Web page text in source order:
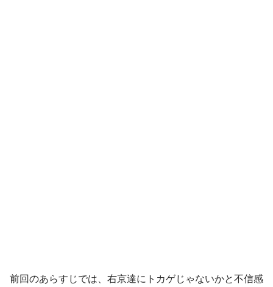
前回のあらすじでは、右京達にトカゲじゃないかと不信感